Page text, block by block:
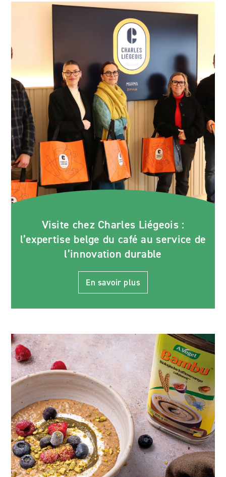
Visite chez Charles Liégeois :
l’expertise belge du café au service de
l’innovation durable
En savoir plus